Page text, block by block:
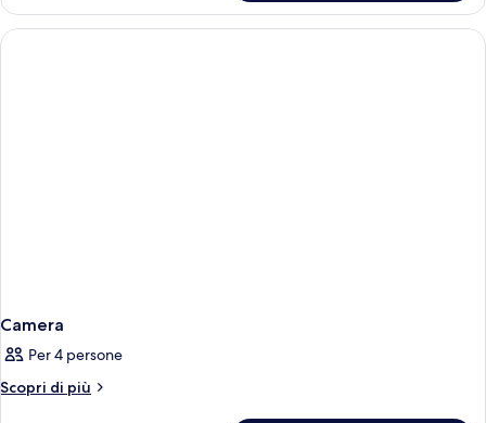
Camera
Per 4 persone
Scopri di più
Altri